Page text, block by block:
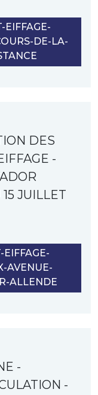
EIFFAGE-
DE-LA-
DES
-
JUILLET
AVENUE-
ALLENDE
-
-